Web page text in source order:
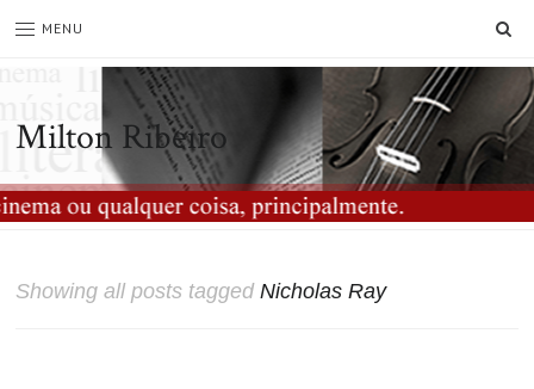
MENU
Milton Ribeiro
Showing all posts taggedNicholas Ray